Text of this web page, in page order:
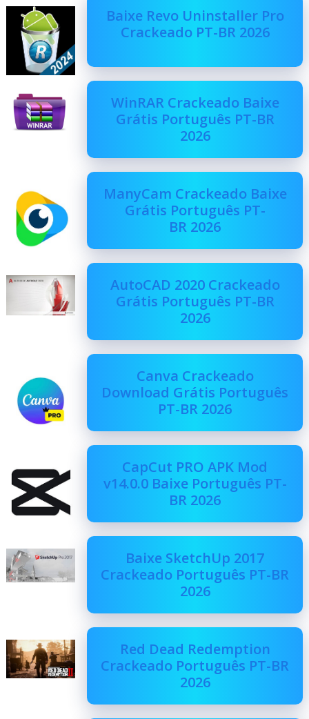
Baixe Revo Uninstaller Pro
Crackeado PT-BR 2026
WinRAR Crackeado Baixe
Grátis Português PT-BR
2026
ManyCam Crackeado Baixe
Grátis Português PT-
BR 2026
AutoCAD 2020 Crackeado
Grátis Português PT-BR
2026
Canva Crackeado
Download Grátis Português
PT-BR 2026
CapCut PRO APK Mod
v14.0.0 Baixe Português PT-
BR 2026
Baixe SketchUp 2017
Crackeado Português PT-BR
2026
Red Dead Redemption
Crackeado Português PT-BR
2026